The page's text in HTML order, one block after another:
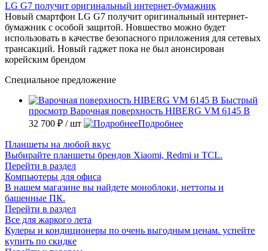
LG G7 получит оригинальный интернет-бумажник
Новый смартфон LG G7 получит оригинальный интернет-
бумажник с особой защитой. Новшество можно будет
использовать в качестве безопасного приложения для сетевых
трансакций. Новый гаджет пока не был анонсирован
корейским брендом
Специальное предложение
Быстрый
просмотр Варочная поверхность HIBERG VM 6145 B
32 700 ₽ / шт Подробнее
Планшеты на любой вкус
Выбирайте планшеты брендов Xiaomi, Redmi и TCL.
Перейти в раздел
Компьютеры для офиса
В нашем магазине вы найдете моноблоки, неттопы и
башенные ПК.
Перейти в раздел
Все для жаркого лета
Кулеры и кондиционеры по очень выгодным ценам. успейте
купить по скидке